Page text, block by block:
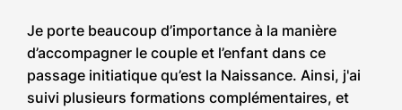
Je porte beaucoup d’importance à la manière
d’accompagner le couple et l’enfant dans ce
passage initiatique qu’est la Naissance. Ainsi, j'ai
suivi plusieurs formations complémentaires, et